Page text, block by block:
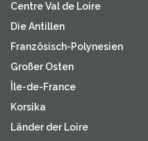
Centre Val de Loire
Die Antillen
Französisch-Polynesien
Großer Osten
Île-de-France
Korsika
Länder der Loire